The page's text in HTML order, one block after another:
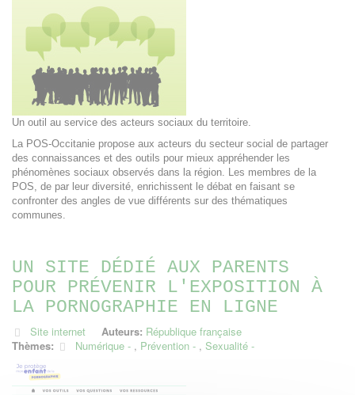
Un outil au service des acteurs sociaux du territoire.
La POS-Occitanie propose aux acteurs du secteur social de partager
des connaissances et des outils pour mieux appréhender les
phénomènes sociaux observés dans la région. Les membres de la
POS, de par leur diversité, enrichissent le débat en faisant se
confronter des angles de vue différents sur des thématiques
communes.
UN SITE DÉDIÉ AUX PARENTS
POUR PRÉVENIR L'EXPOSITION À
LA PORNOGRAPHIE EN LIGNE
Site internet Auteurs: République française
Thèmes:
Numérique , Prévention , Sexualité